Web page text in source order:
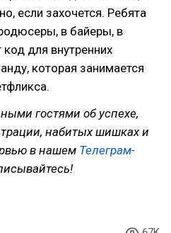
если захочется. Ребята
в байеры, в
для внутренних
которая занимается
гостями об успехе,
набитых шишках и
в нашем Телеграм-